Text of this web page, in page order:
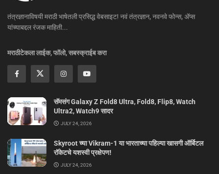
तंत्रज्ञानाविषयी मराठी भाषेतली प्रसिद्ध वेबसाइट! नवं तंत्रज्ञान, नवनवे फोन्स, ॲप्स
यांच्याबद्दल रंजक माहिती...
मराठीटेकला लाईक, फॉलो, सबस्क्राईब करा
सॅमसंग Galaxy Z Fold8 Ultra, Fold8, Flip8, Watch
Ultra2, Watch9 सादर
JULY 24, 2026
Skyroot च्या Vikram-1 या भारताच्या पहिल्या खासगी ऑर्बिटल
रॉकेटचे यशस्वी प्रक्षेपण!
JULY 24, 2026